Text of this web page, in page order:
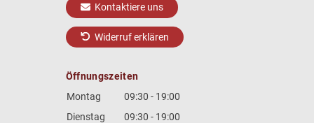
Kontaktiere uns
Widerruf erklären
Öffnungszeiten
Montag
09:30 - 19:00
Dienstag
09:30 - 19:00